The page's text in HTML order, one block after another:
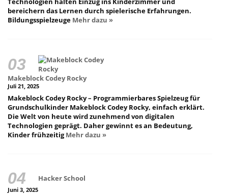
bereichern das Lernen durch spielerische Erfahrungen.
Bildungsspielzeuge Mehr dazu »
Makeblock Codey Rocky
Juli 21, 2025
Makeblock Codey Rocky – Programmierbares Spielzeug für
Grundschulkinder Makeblock Codey Rocky, einfach erklärt.
Die Welt von heute wird zunehmend von digitalen
Technologien geprägt. Daher gewinnt es an Bedeutung,
Kinder frühzeitigMehr dazu »
Hacker School
Juni 3, 2025